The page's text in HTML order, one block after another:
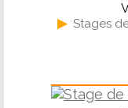
▶ Stages